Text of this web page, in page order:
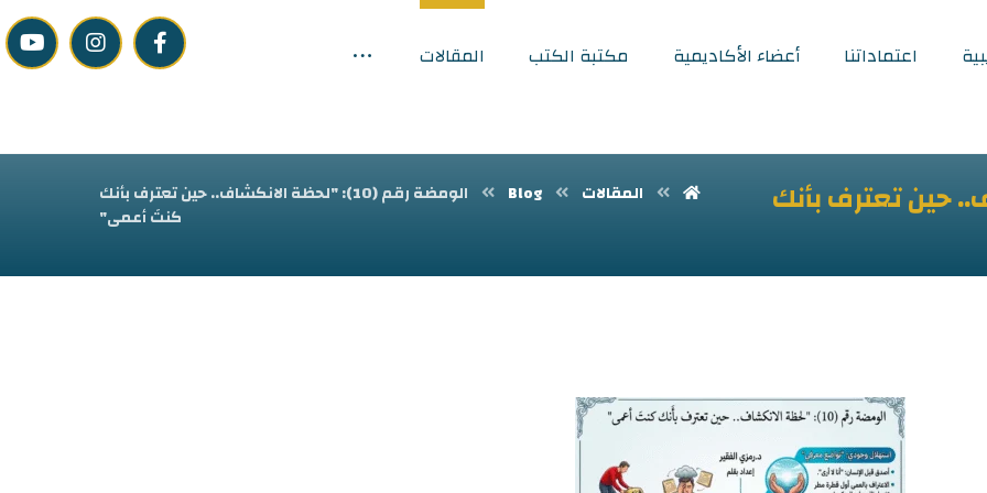
اعتماداتنا أعضاء الأكاديمية مكتبة الكتب المقالات
حين تعترف بأنك المقالات Blog
الومضة رقم (10): "لحظة الانكشاف.. حين تعترف بأنك
كنتَ أعمى"